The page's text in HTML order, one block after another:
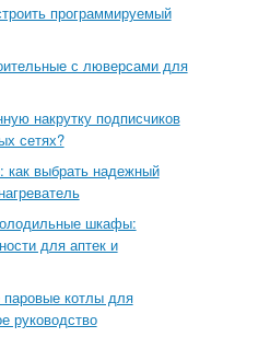
программируемый
с люверсами для
накрутку подписчиков
сетях?
как выбрать надежный
шкафы:
для аптек и
паровые котлы для
руководство